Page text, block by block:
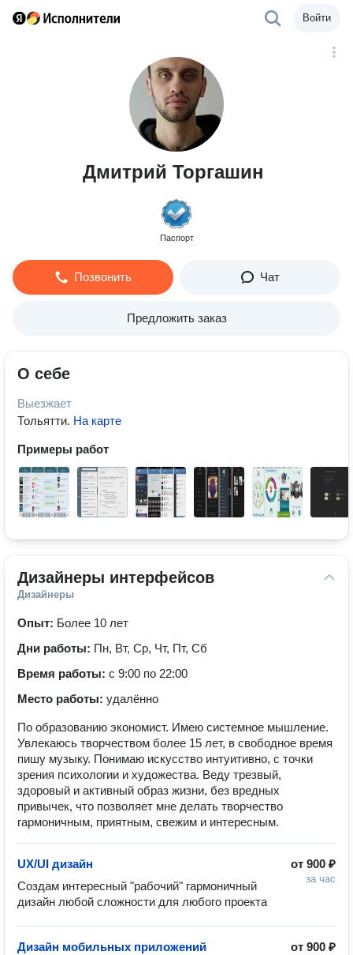
Войти
Дмитрий Торгашин
Паспорт
Позвонить Чат
Предложить заказ
О себе
Выезжает
Тольятти. На карте
Примеры работ
Дизайнеры интерфейсов
Дизайнеры
Опыт: Более 10 лет
Дни работы: Пн, Вт, Ср, Чт, Пт, Сб
Время работы: с 9:00 по 22:00
Место работы: удалённо
По образованию экономист. Имею системное мышление.
Увлекаюсь творчеством более 15 лет, в свободное время
пишу музыку. Понимаю искусство интуитивно, с точки
зрения психологии и художества. Веду трезвый,
здоровый и активный образ жизни, без вредных
привычек, что позволяет мне делать творчество
гармоничным, приятным, свежим и интересным.
от 900 ₽
за час
UX/UI дизайн
Создам интересный "рабочий" гармоничный
дизайн любой сложности для любого проекта
от 900 ₽
Дизайн мобильных приложений